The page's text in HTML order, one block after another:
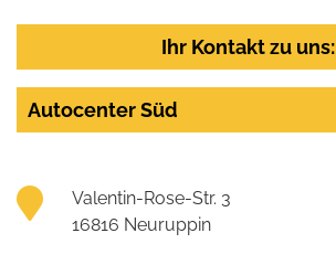
Ihr Kontakt zu uns:
Autocenter Süd
Valentin-Rose-Str. 3
16816 Neuruppin